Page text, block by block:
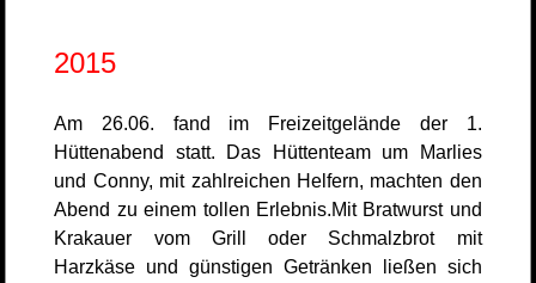
2015
Am 26.06. fand im Freizeitgelände der 1.
Hüttenabend statt. Das Hüttenteam um Marlies
und Conny, mit zahlreichen Helfern, machten den
Abend zu einem tollen Erlebnis.Mit Bratwurst und
Krakauer vom Grill oder Schmalzbrot mit
Harzkäse und günstigen Getränken ließen sich